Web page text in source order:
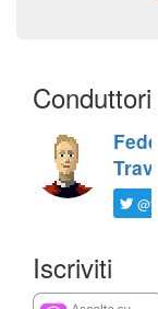
Conduttori
Iscriviti